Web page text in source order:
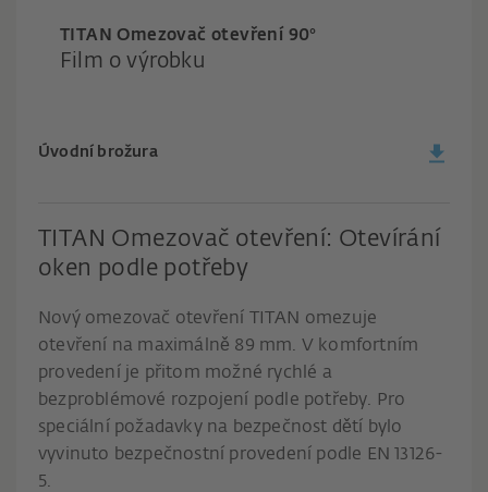
TITAN Omezovač otevření 90°
Film o výrobku
Úvodní brožura
TITAN Omezovač otevření: Otevírání
oken podle potřeby
Nový omezovač otevření TITAN omezuje
otevření na maximálně 89 mm. V komfortním
provedení je přitom možné rychlé a
bezproblémové rozpojení podle potřeby. Pro
speciální požadavky na bezpečnost dětí bylo
vyvinuto bezpečnostní provedení podle EN 13126-
5.